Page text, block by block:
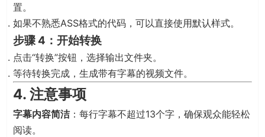
置。
如果不熟悉ASS格式的代码，可以直接使用默认样式。
步骤 4：开始转换
点击“转换”按钮，选择输出文件夹。
等待转换完成，生成带有字幕的视频文件。
4. 注意事项
字幕内容简洁：每行字幕不超过13个字，确保观众能轻松
阅读。